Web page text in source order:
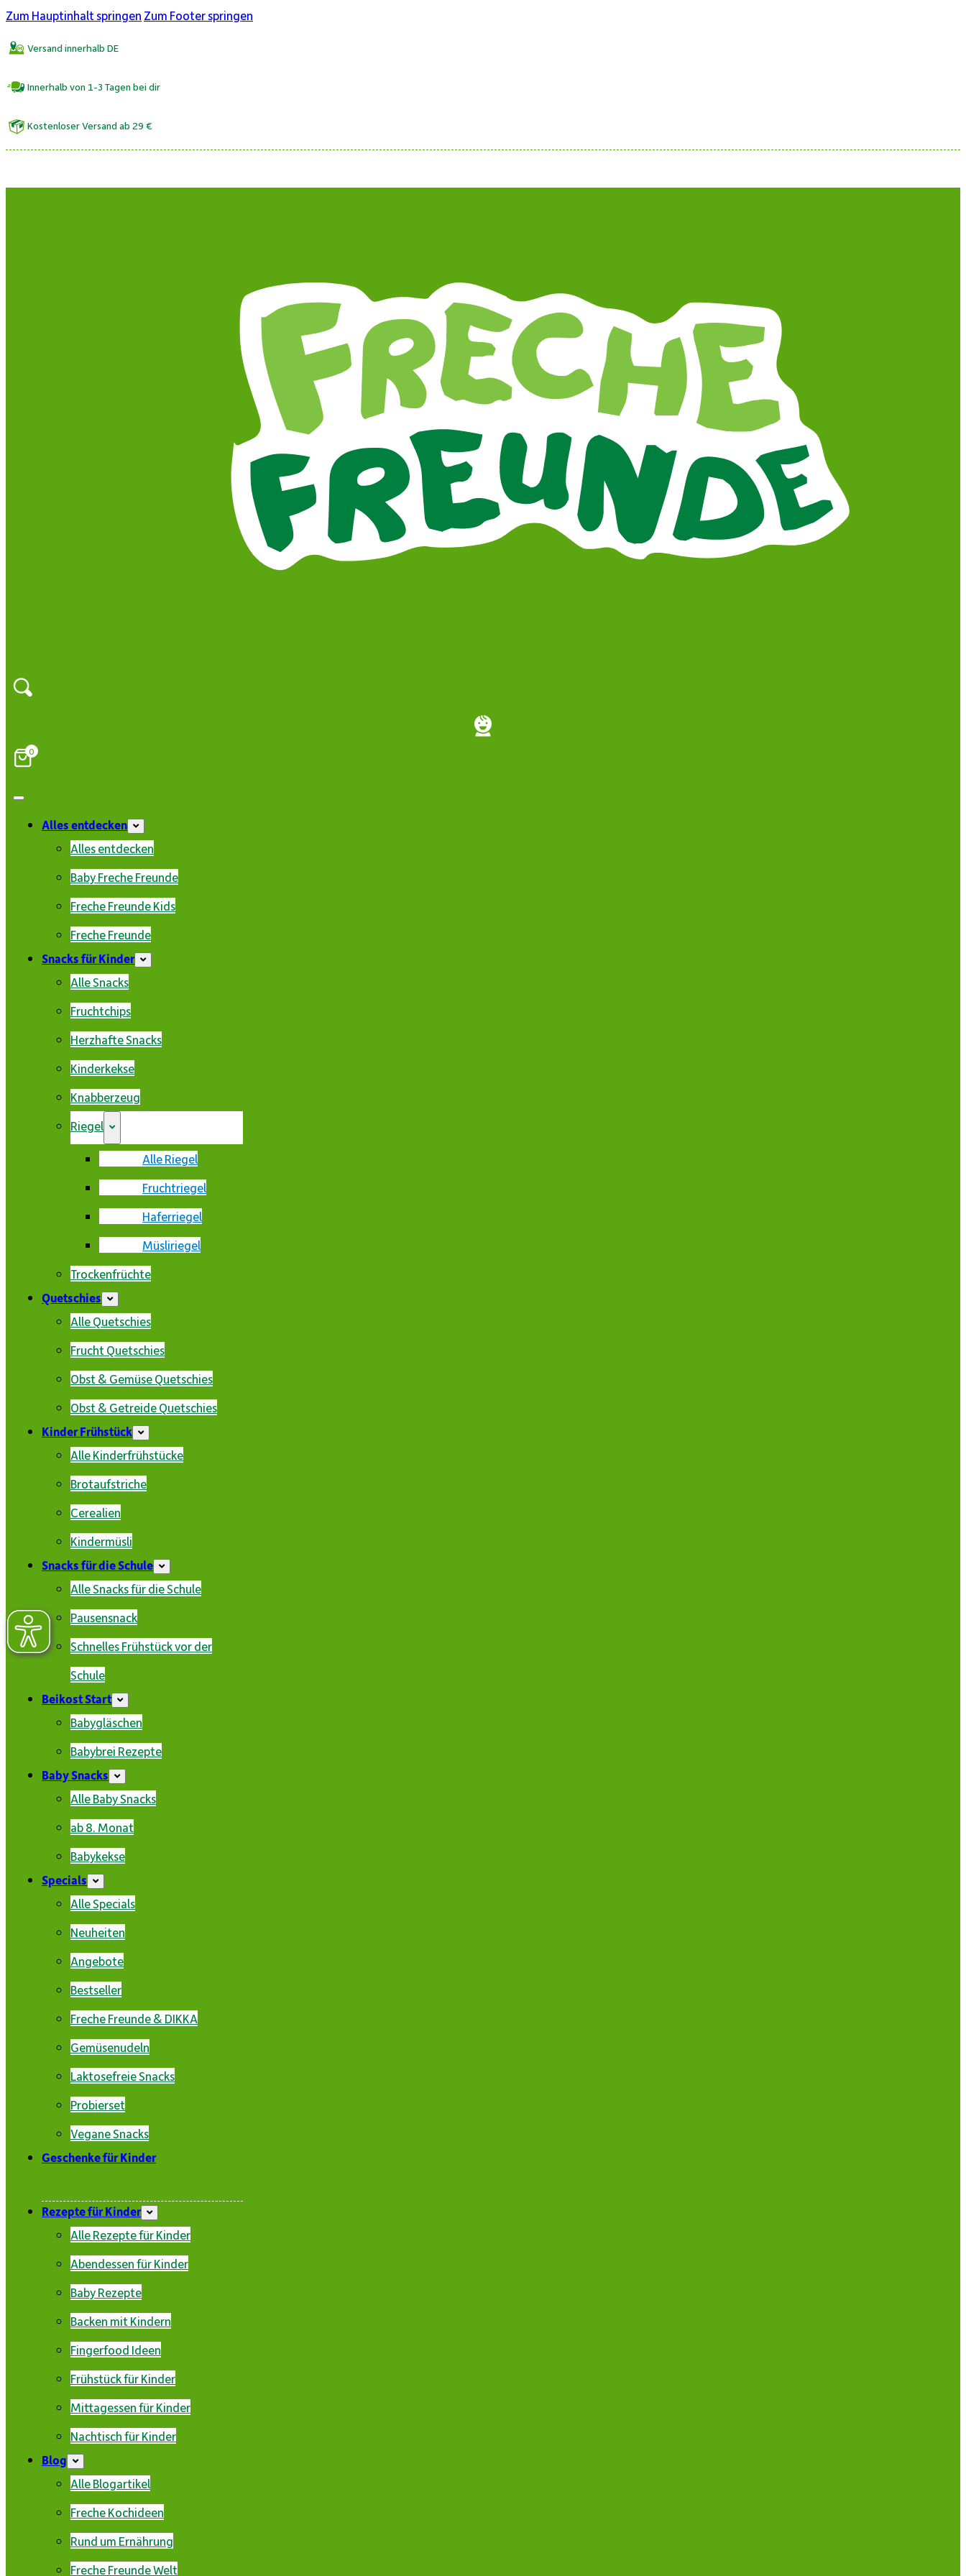
Zum Hauptinhalt springen Zum Footer springen
Versand innerhalb DE
Innerhalb von 1-3 Tagen bei dir
Kostenloser Versand ab 29 €
0
Alles entdecken
Alles entdecken
Baby Freche Freunde
Freche Freunde Kids
Freche Freunde
Snacks für Kinder
Alle Snacks
Fruchtchips
Herzhafte Snacks
Kinderkekse
Knabberzeug
Riegel
Alle Riegel
Fruchtriegel
Haferriegel
Müsliriegel
Trockenfrüchte
Quetschies
Alle Quetschies
Frucht Quetschies
Obst & Gemüse Quetschies
Obst & Getreide Quetschies
Kinder Frühstück
Alle Kinderfrühstücke
Brotaufstriche
Cerealien
Kindermüsli
Snacks für die Schule
Alle Snacks für die Schule
Pausensnack
Schnelles Frühstück vor der
Schule
Beikost Start
Babygläschen
Babybrei Rezepte
Baby Snacks
Alle Baby Snacks
ab 8. Monat
Babykekse
Specials
Alle Specials
Neuheiten
Angebote
Bestseller
Freche Freunde & DIKKA
Gemüsenudeln
Laktosefreie Snacks
Probierset
Vegane Snacks
Geschenke für Kinder
Rezepte für Kinder
Alle Rezepte für Kinder
Abendessen für Kinder
Baby Rezepte
Backen mit Kindern
Fingerfood Ideen
Frühstück für Kinder
Mittagessen für Kinder
Nachtisch für Kinder
Blog
Alle Blogartikel
Freche Kochideen
Rund um Ernährung
Freche Freunde Welt